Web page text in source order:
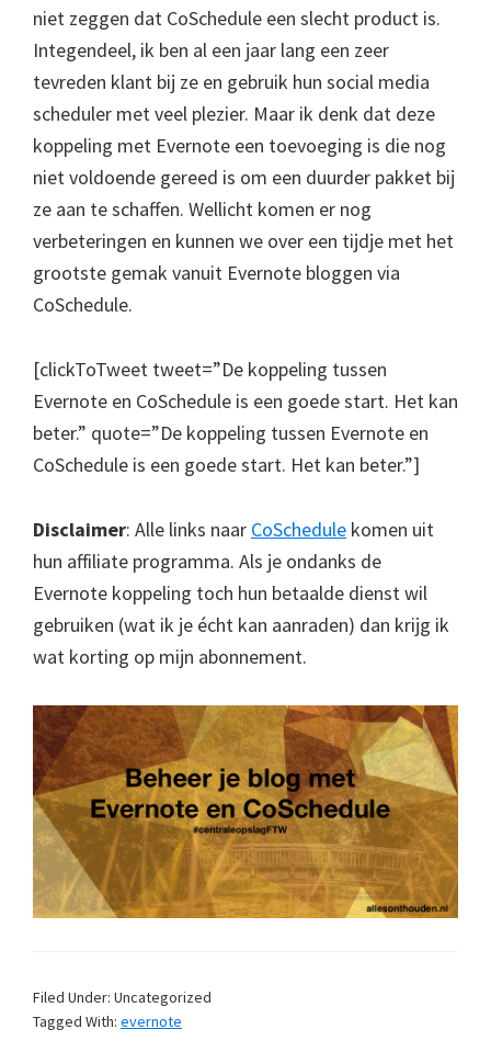
niet zeggen dat CoSchedule een slecht product is.
Integendeel, ik ben al een jaar lang een zeer
tevreden klant bij ze en gebruik hun social media
scheduler met veel plezier. Maar ik denk dat deze
koppeling met Evernote een toevoeging is die nog
niet voldoende gereed is om een duurder pakket bij
ze aan te schaffen. Wellicht komen er nog
verbeteringen en kunnen we over een tijdje met het
grootste gemak vanuit Evernote bloggen via
CoSchedule.
[clickToTweet tweet=”De koppeling tussen
Evernote en CoSchedule is een goede start. Het kan
beter.” quote=”De koppeling tussen Evernote en
CoSchedule is een goede start. Het kan beter.”]
Disclaimer: Alle links naar CoSchedule komen uit
hun affiliate programma. Als je ondanks de
Evernote koppeling toch hun betaalde dienst wil
gebruiken (wat ik je écht kan aanraden) dan krijg ik
wat korting op mijn abonnement.
Filed Under: Uncategorized
Tagged With: evernote